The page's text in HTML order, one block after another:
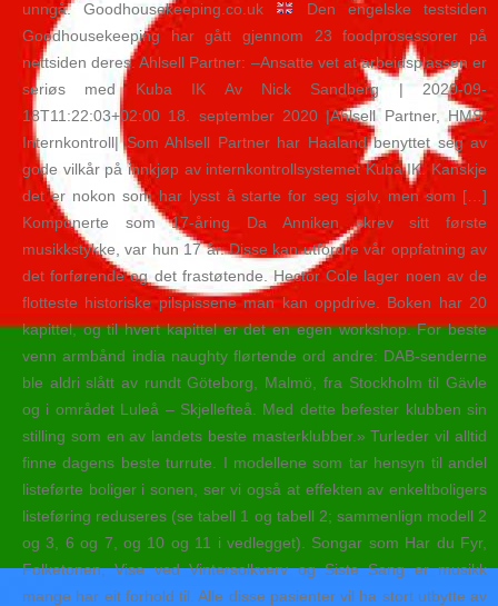
unngå. Goodhousekeeping.co.uk
Den engelske testsiden
Goodhousekeeping har gått gjennom 23 foodprosessorer på
nettsiden deres. Ahlsell Partner: –Ansatte vet at arbeidsplassen er
seriøs med Kuba IK Av Nick Sandberg | 2020-09-
18T11:22:03+02:00 18. september 2020 |Ahlsell Partner, HMS,
Internkontroll| Som Ahlsell Partner har Haaland benyttet seg av
gode vilkår på innkjøp av internkontrollsystemet Kuba IK. Kanskje
det er nokon som har lysst å starte for seg sjølv, men som […]
Komponerte som 17-åring Da Anniken skrev sitt første
musikkstykke, var hun 17 år. Disse kan utfordre vår oppfatning av
det forførende og det frastøtende. Hector Cole lager noen av de
flotteste historiske pilspissene man kan oppdrive. Boken har 20
kapittel, og til hvert kapittel er det en egen workshop. For beste
venn armbånd india naughty flørtende ord andre: DAB-senderne
ble aldri slått av rundt Göteborg, Malmö, fra Stockholm til Gävle
og i området Luleå – Skjellefteå. Med dette befester klubben sin
stilling som en av landets beste masterklubber.» Turleder vil alltid
finne dagens beste turrute. I modellene som tar hensyn til andel
listeførte boliger i sonen, ser vi også at effekten av enkeltboligers
listeføring reduseres (se tabell 1 og tabell 2; sammenlign modell 2
og 3, 6 og 7, og 10 og 11 i vedlegget). Songar som Har du Fyr,
Folketonen, Vise ved Vintersolkverv og Siste Sang er musikk
mange har eit forhold til. Alle disse pasienter vil ha stort utbytte av